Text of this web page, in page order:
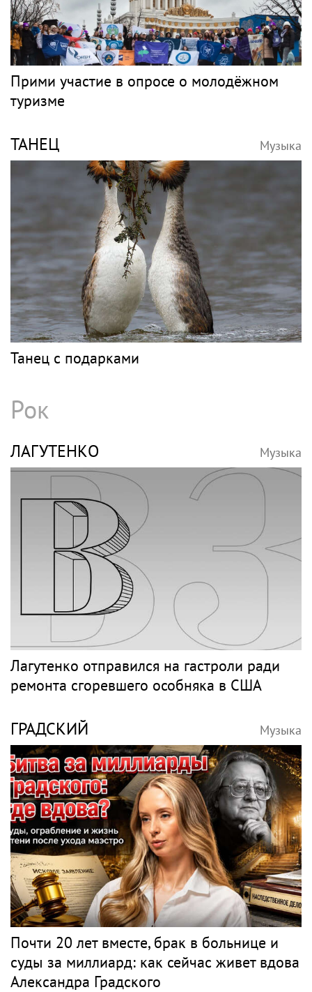
Прими участие в опросе о молодёжном
туризме
ТАНЕЦ Музыка
Танец с подарками
Рок
ЛАГУТЕНКО Музыка
Лагутенко отправился на гастроли ради
ремонта сгоревшего особняка в США
ГРАДСКИЙ Музыка
Почти 20 лет вместе, брак в больнице и
суды за миллиард: как сейчас живет вдова
Александра Градского